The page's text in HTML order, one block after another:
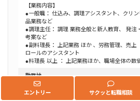
【業務内容】
●一般職： 仕込み、調理アシスタント、クリ
品業務など
●調理主任： 調理 業務全般と新人教育、 発注
考案など
●副料理長： 上記業務 ほか 、労務管理、売上
ロールのアシスタント
●料理長 以上 ： 上記業務ほか、職場全体の数
勤務地
沖縄県
エントリー サクッと転職相談